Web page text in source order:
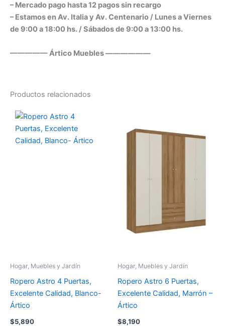
– Mercado pago hasta 12 pagos sin recargo
– Estamos en Av. Italia y Av. Centenario / Lunes a Viernes
de 9:00 a 18:00 hs. / Sábados de 9:00 a 13:00 hs.
————— Ártico Muebles ——————
Productos relacionados
Hogar, Muebles y Jardín
Ropero Astro 4 Puertas,
Excelente Calidad, Blanco-
Ártico
$5,890
Hogar, Muebles y Jardín
Ropero Astro 6 Puertas,
Excelente Calidad, Marrón –
Ártico
$8,190